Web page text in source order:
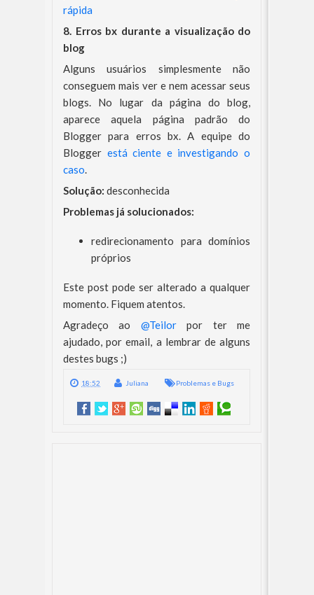
rápida
8. Erros bx durante a visualização do
blog
Alguns usuários simplesmente não
conseguem mais ver e nem acessar seus
blogs. No lugar da página do blog,
aparece aquela página padrão do
Blogger para erros bx. A equipe do
Blogger está ciente e investigando o
caso.
Solução: desconhecida
Problemas já solucionados:
redirecionamento para domínios
próprios
Este post pode ser alterado a qualquer
momento. Fiquem atentos.
Agradeço ao @Teilorpor ter me
ajudado, por email, a lembrar de alguns
destes bugs ;)
18:52 Juliana Problemas e Bugs